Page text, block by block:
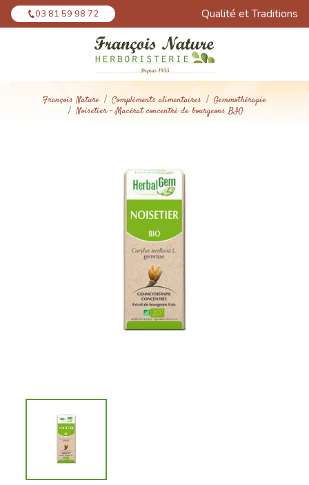
03 81 59 98 72 Qualité et Traditions
François Nature Compléments alimentaires
Gemmothérapie
Noisetier - Macérat concentré de bourgeons BIO
Panneau de gestion des cookies